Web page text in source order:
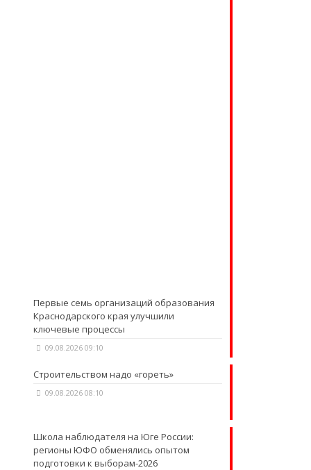
Первые семь организаций образования
Краснодарского края улучшили
ключевые процессы
09.08.2026 09:10
Строительством надо «гореть»
09.08.2026 08:10
Школа наблюдателя на Юге России:
регионы ЮФО обменялись опытом
подготовки к выборам-2026